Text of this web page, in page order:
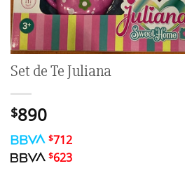
Set de Te Juliana
$890
$712
$623